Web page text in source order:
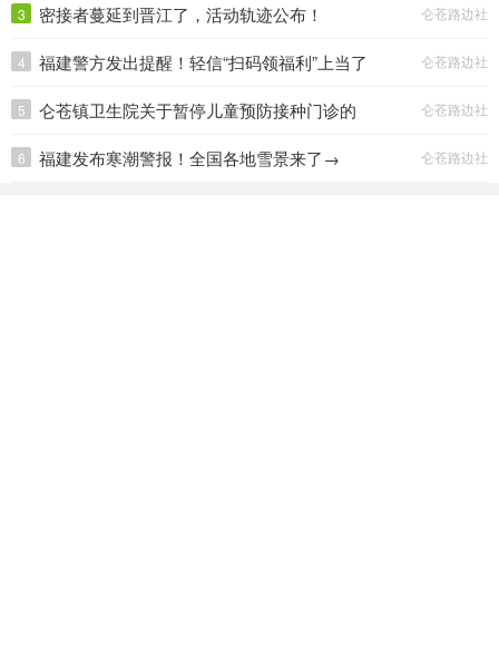
3 密接者蔓延到晋江了，活动轨迹公布！ 仑苍路边社
4 福建警方发出提醒！轻信“扫码领福利”上当了 仑苍路边社
5
仑苍镇卫生院关于暂停儿童预防接种门诊的
仑苍路边社
6 福建发布寒潮警报！全国各地雪景来了→ 仑苍路边社